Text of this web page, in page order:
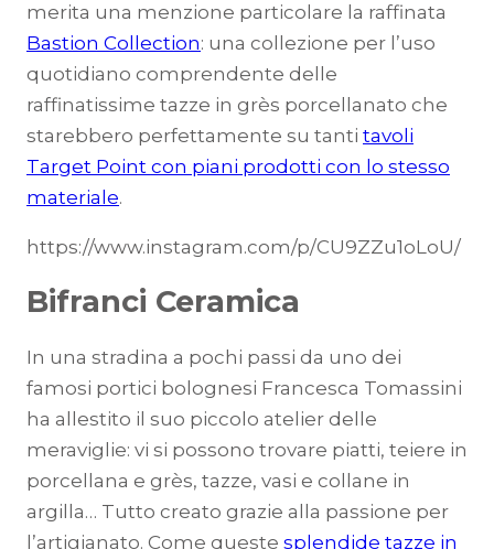
merita una menzione particolare la raffinata
Bastion Collection: una collezione per l’uso
quotidiano comprendente delle
raffinatissime tazze in grès porcellanato che
starebbero perfettamente su tanti tavoli
Target Point con piani prodotti con lo stesso
materiale.
https://www.instagram.com/p/CU9ZZu1oLoU/
Bifranci Ceramica
In una stradina a pochi passi da uno dei
famosi portici bolognesi Francesca Tomassini
ha allestito il suo piccolo atelier delle
meraviglie: vi si possono trovare piatti, teiere in
porcellana e grès, tazze, vasi e collane in
argilla… Tutto creato grazie alla passione per
l’artigianato. Come queste splendide tazze in